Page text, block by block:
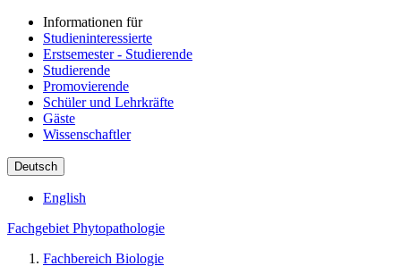
Informationen für
Studieninteressierte
Erstsemester - Studierende
Studierende
Promovierende
Schüler und Lehrkräfte
Gäste
Wissenschaftler
Deutsch
English
Fachgebiet Phytopathologie
Fachbereich Biologie